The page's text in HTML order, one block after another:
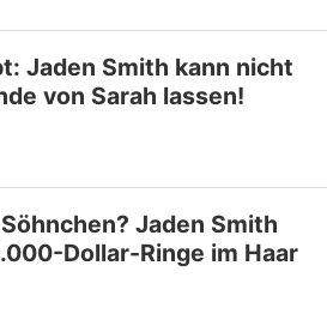
Jaden Smith kann nicht
von Sarah lassen!
Jaden Smith
Dollar-Ringe im Haar